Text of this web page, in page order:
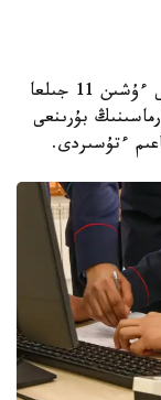
تالدىقورعان. KAZINFORM - قىز زورلاعانى ءۇشىن 11 جىلعا
بۇرىنعى
ءتۇسىردى.